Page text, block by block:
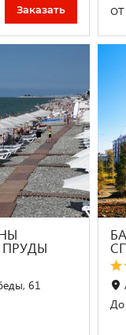
Заказать
ПРУДЫ
61
До